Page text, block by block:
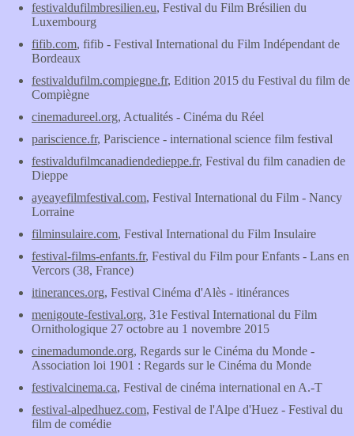
festivaldufilmbresilien.eu, Festival du Film Brésilien du
Luxembourg
fifib.com, fifib - Festival International du Film Indépendant de
Bordeaux
festivaldufilm.compiegne.fr, Edition 2015 du Festival du film de
Compiègne
cinemadureel.org, Actualités - Cinéma du Réel
pariscience.fr, Pariscience - international science film festival
festivaldufilmcanadiendedieppe.fr, Festival du film canadien de
Dieppe
ayeayefilmfestival.com, Festival International du Film - Nancy
Lorraine
filminsulaire.com, Festival International du Film Insulaire
festival-films-enfants.fr, Festival du Film pour Enfants - Lans en
Vercors (38, France)
itinerances.org, Festival Cinéma d'Alès - itinérances
menigoute-festival.org, 31e Festival International du Film
Ornithologique 27 octobre au 1 novembre 2015
cinemadumonde.org, Regards sur le Cinéma du Monde -
Association loi 1901 : Regards sur le Cinéma du Monde
festivalcinema.ca, Festival de cinéma international en A.-T
festival-alpedhuez.com, Festival de l'Alpe d'Huez - Festival du
film de comédie